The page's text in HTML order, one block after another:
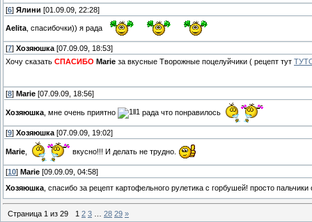
[6] Ялини [01.09.09, 22:28]
Aelita , спасибочки)) я рада
[7] Хозяюшка [07.09.09, 18:53]
Хочу сказать СПАСИБО Marie за вкусные Творожные поцелуйчики ( рецепт тут
[8] Marie [07.09.09, 18:56]
Хозяюшка , мне очень приятно рада что понравилось
[9] Хозяюшка [07.09.09, 19:02]
Marie вкусно!!! И делать не трудно.
[10] Marie [09.09.09, 04:58]
Хозяюшка , спасибо за рецепт картофельного рулетика с горбушей! просто
Страница 1 из 29 1 2 3 28 29 »